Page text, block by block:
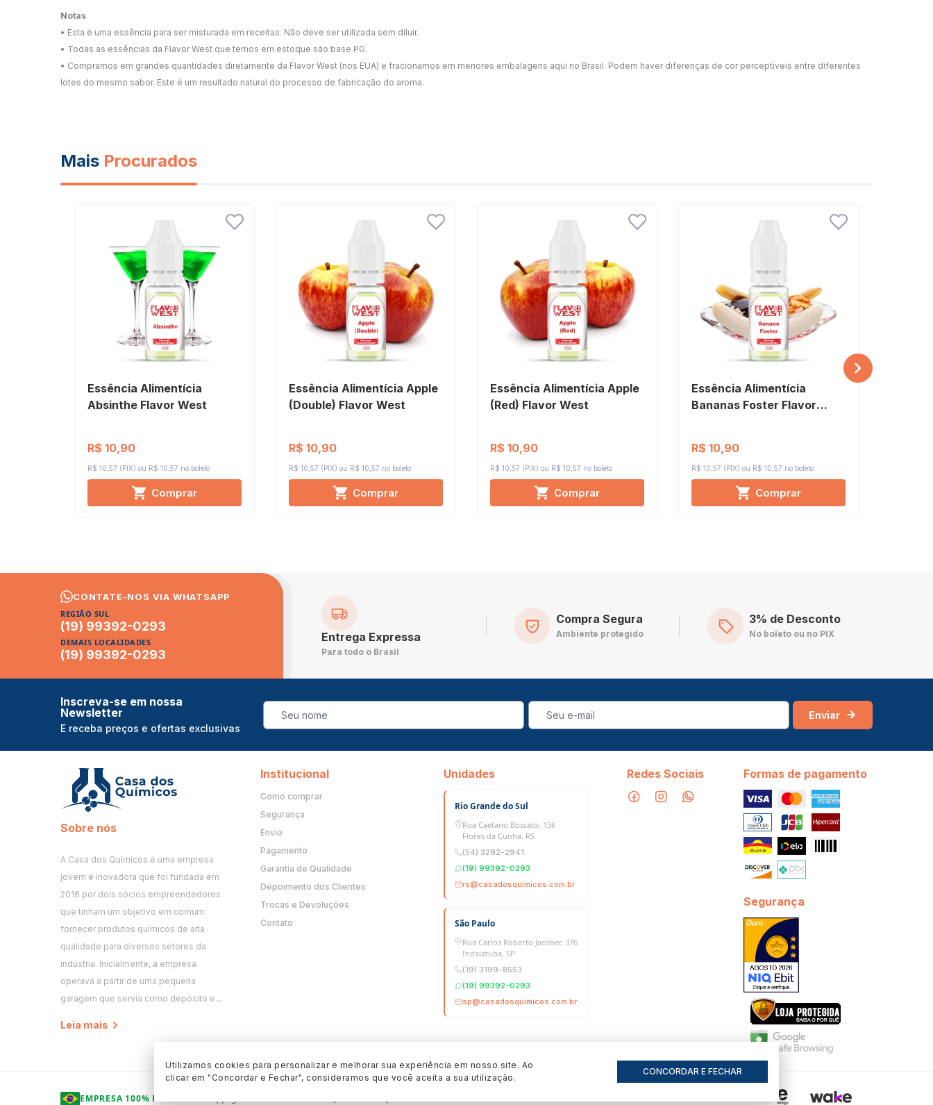
Notas
• Esta é uma essência para ser misturada em receitas. Não deve ser utilizada sem diluir.
• Todas as essências da Flavor West que temos em estoque são base PG.
• Compramos em grandes quantidades diretamente da Flavor West (nos EUA) e fracionamos em menores embalagens aqui no Brasil. Podem haver diferenças de cor perceptíveis entre diferentes
lotes do mesmo sabor. Este é um resultado natural do processo de fabricação do aroma.
Mais Procurados
Essência Alimentícia
Absinthe Flavor West
R$ 10,90
R$ 10,57 (PIX) R$ 10,57 no boleto
Comprar
Essência Alimentícia Apple
(Double) Flavor West
R$ 10,90
R$ 10,57 (PIX) R$ 10,57 no boleto
Comprar
Essência Alimentícia Apple
(Red) Flavor West
R$ 10,90
R$ 10,57 (PIX) R$ 10,57 no boleto
Comprar
Essência Alimentícia
Bananas Foster Flavor
R$ 10,90
R$ 10,57 (PIX) R$ 10,57 no boleto
Comprar
CONTATE-NOS VIA WHATSAPP
REGIÃO SUL
(19) 99392-0293
DEMAIS LOCALIDADES
(19) 99392-0293
Entrega Expressa
Para todo o Brasil
Compra Segura
Ambiente protegido
3% de Desconto
No boleto ou no PIX
Inscreva-se em nossa
Newsletter
E receba preços e ofertas exclusivas
Enviar
Sobre nós
A Casa dos Químicos é uma empresa
jovem e inovadora que foi fundada em
2016 por dois sócios empreendedores
que tinham um objetivo em comum:
fornecer produtos químicos de alta
qualidade para diversos setores da
indústria. Inicialmente, a empresa
operava a partir de uma pequena
garagem que servia como depósito e...
Leia mais
Institucional
Como comprar
Segurança
Envio
Pagamento
Garantia de Qualidade
Depoimento dos Clientes
Trocas e Devoluções
Contato
Unidades
Rio Grande do Sul
Rua Caetano Boscato, 136
Flores da Cunha, RS
(54) 3292-2941
(19) 99392-0293
rs@casadosquimicos.com.br
São Paulo
Rua Carlos Roberto Jacober, 376
Indaiatuba, SP
(19) 3199-8553
(19) 99392-0293
sp@casadosquimicos.com.br
Redes Sociais Formas de pagamento
Segurança
EMPRESA 100% BRASILEIRA
Utilizamos cookies para personalizar e melhorar sua experiência em nosso site. Ao
clicar em "Concordar e Fechar", consideramos que você aceita a sua utilização.
CONCORDAR E FECHAR